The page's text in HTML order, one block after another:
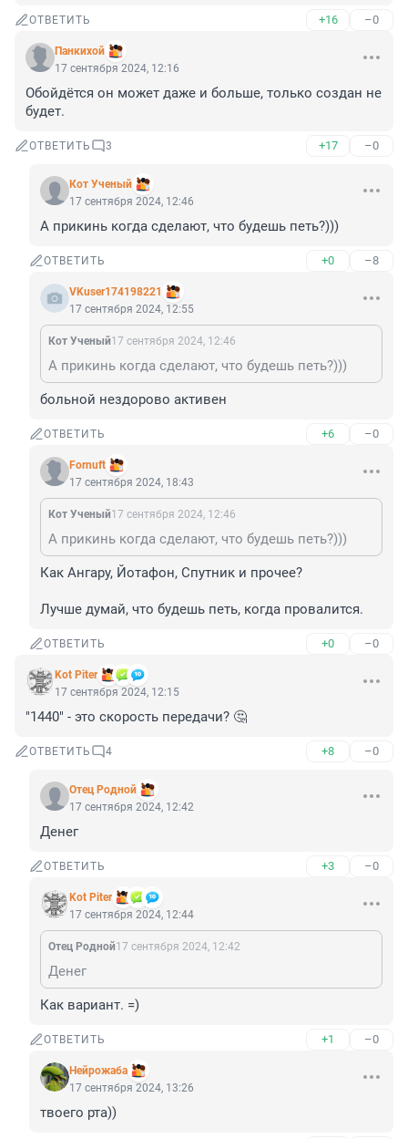
ОТВЕТИТЬ +16 –0
Панкихой
17 сентября 2024, 12:16
Обойдётся он может даже и больше, только создан не
будет.
ОТВЕТИТЬ 3 +17 –0
Кот Ученый
17 сентября 2024, 12:46
А прикинь когда сделают, что будешь петь?)))
ОТВЕТИТЬ +0 –8
VKuser174198221
17 сентября 2024, 12:55
Кот Ученый17 сентября 2024, 12:46
А прикинь когда сделают, что будешь петь?)))
больной нездорово активен
ОТВЕТИТЬ +6 –0
Fornuft
17 сентября 2024, 18:43
Кот Ученый17 сентября 2024, 12:46
А прикинь когда сделают, что будешь петь?)))
Как Ангару, Йотафон, Спутник и прочее?
Лучше думай, что будешь петь, когда провалится.
ОТВЕТИТЬ +0 –0
Kot Piter
17 сентября 2024, 12:15
"1440" - это скорость передачи? 🤔
ОТВЕТИТЬ 4 +8 –0
Отец Родной
17 сентября 2024, 12:42
Денег
ОТВЕТИТЬ +3 –0
Kot Piter
17 сентября 2024, 12:44
Отец Родной17 сентября 2024, 12:42
Денег
Как вариант. =)
ОТВЕТИТЬ +1 –0
Нейрожаба
17 сентября 2024, 13:26
твоего рта))